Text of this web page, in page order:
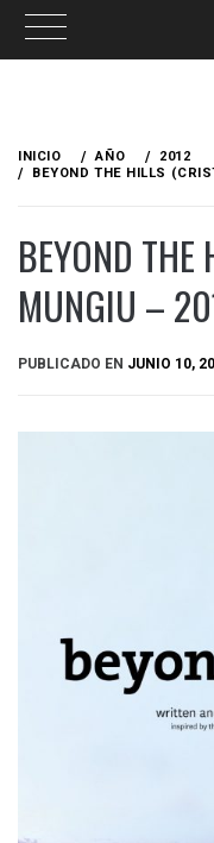
contenido
INICIO AÑO
2012
BEYOND THE HILLS
BEYOND
MUNGIU –
PUBLICADO EN JUNIO 10,